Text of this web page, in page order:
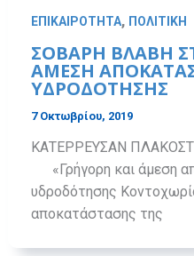
ΕΠΙΚΑΙΡΟΤΗΤΑ, ΠΟΛΙΤΙΚΗ
ΣΟΒΑΡΗ ΒΛΑΒΗ
ΑΜΕΣΗ
ΥΔΡΟΔΟΤΗΣΗΣ
7 Οκτωβρίου, 2019
ΚΑΤΕΡΡΕΥΣΑΝ
«Γρήγορη και άμεση
υδροδότησης
αποκατάστασης της